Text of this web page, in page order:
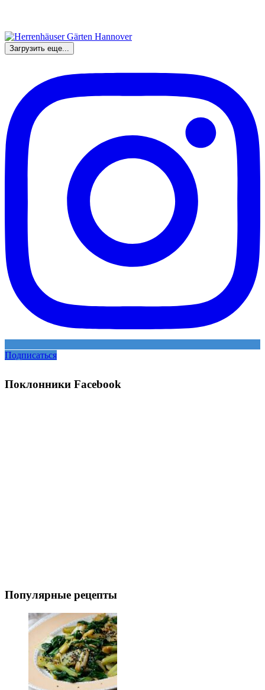
Загрузить еще...
Подписаться
Поклонники Facebook
Популярные рецепты